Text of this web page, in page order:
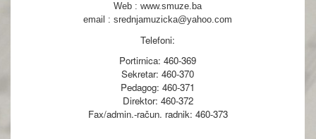
Web : www.smuze.ba
email : srednjamuzicka@yahoo.com
Telefoni:
Portirnica: 460-369
Sekretar: 460-370
Pedagog: 460-371
Direktor: 460-372
Fax/admin.-račun. radnik: 460-373